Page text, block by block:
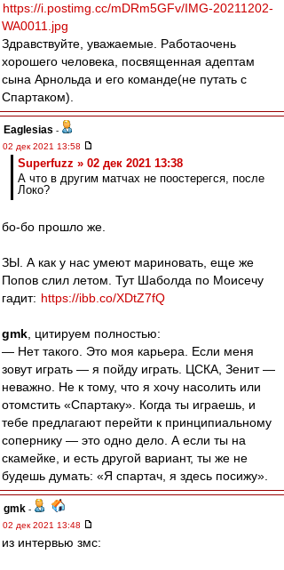
https://i.postimg.cc/mDRm5GFv/IMG-20211202-
WA0011.jpg
Здравствуйте, уважаемые. Работаочень
хорошего человека, посвященная адептам
сына Арнольда и его команде(не путать с
Спартаком).
Eaglesias -
02 дек 2021 13:58
Superfuzz » 02 дек 2021 13:38
А что в другим матчах не поостерегся, после
Локо?
бо-бо прошло же.
ЗЫ. А как у нас умеют мариновать, еще же
Попов слил летом. Тут Шаболда по Моисечу
гадит: https://ibb.co/XDtZ7fQ
gmk , цитируем полностью:
— Нет такого. Это моя карьера. Если меня
зовут играть — я пойду играть. ЦСКА, Зенит —
неважно. Не к тому, что я хочу насолить или
отомстить «Спартаку». Когда ты играешь, и
тебе предлагают перейти к принципиальному
сопернику — это одно дело. А если ты на
скамейке, и есть другой вариант, ты же не
будешь думать: «Я спартач, я здесь посижу».
gmk -
02 дек 2021 13:48
из интервью змс: